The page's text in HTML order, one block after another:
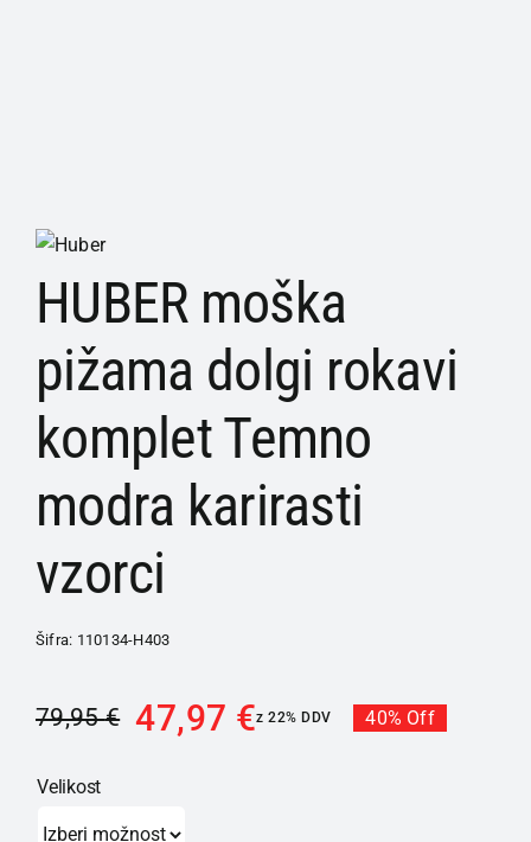
HUBER moška
pižama dolgi rokavi
komplet Temno
modra karirasti
vzorci
Šifra: 110134-H403
79,95€ 47,97 €z 22% DDV 40% Off
Velikost